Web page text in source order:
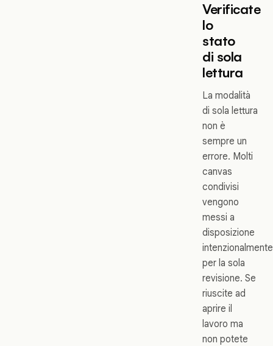
Verificate
lo
stato
di sola
lettura
La modalità
di sola lettura
non è
sempre un
errore. Molti
canvas
condivisi
vengono
messi a
disposizione
intenzionalmente
per la sola
revisione. Se
riuscite ad
aprire il
lavoro ma
non potete